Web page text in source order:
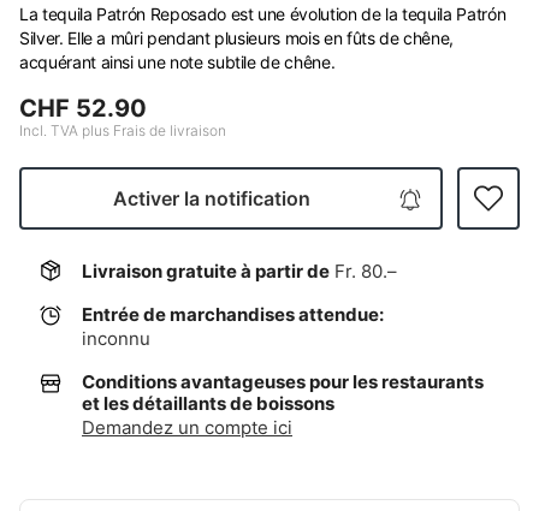
La tequila Patrón Reposado est une évolution de la tequila Patrón
Silver. Elle a mûri pendant plusieurs mois en fûts de chêne,
acquérant ainsi une note subtile de chêne.
CHF 52.90
Incl. TVA plus Frais de livraison
Activer la notification
Livraison gratuite à partir de Fr. 80.–
Entrée de marchandises attendue:
inconnu
Conditions avantageuses pour les restaurants
et les détaillants de boissons
Demandez un compte ici